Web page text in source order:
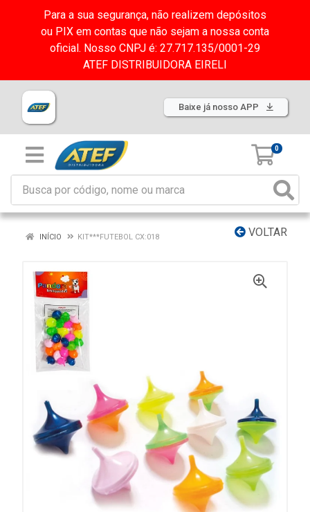
Para a sua segurança, não realizem depósitos
ou PIX em contas que não sejam a nossa conta
oficial. Nosso CNPJ é: 27.717.135/0001-29
ATEF DISTRIBUIDORA EIRELI
Baixe já nosso APP
0
VOLTAR
INÍCIO KIT***FUTEBOL CX:018